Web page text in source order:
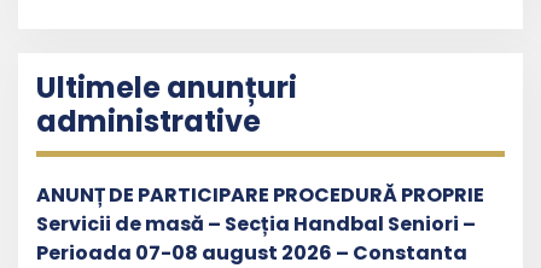
Ultimele anunțuri
administrative
ANUNȚ DE PARTICIPARE PROCEDURĂ PROPRIE
Servicii de masă – Secția Handbal Seniori –
Perioada 07-08 august 2026 – Constanta